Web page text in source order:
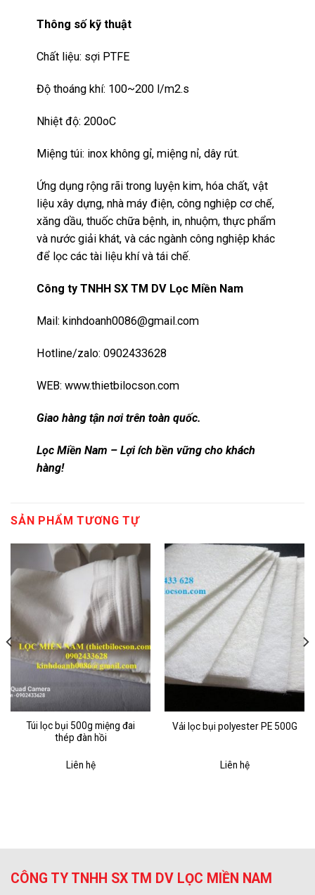
Thông số kỹ thuật
Chất liệu: sợi PTFE
Độ thoáng khí: 100~200 l/m2.s
Nhiệt độ: 200oC
Miệng túi: inox không gỉ, miệng nỉ, dây rút.
Ứng dụng rộng rãi trong luyện kim, hóa chất, vật
liệu xây dựng, nhà máy điện, công nghiệp cơ chế,
xăng dầu, thuốc chữa bệnh, in, nhuộm, thực phẩm
và nước giải khát, và các ngành công nghiệp khác
để lọc các tài liệu khí và tái chế.
Công ty TNHH SX TM DV Lọc Miền Nam
Mail: kinhdoanh0086@gmail.com
Hotline/zalo: 0902433628
WEB:www.thietbilocson.com
Giao hàng tận nơi trên toàn quốc.
Lọc Miền Nam – Lợi ích bền vững cho khách
hàng!
SẢN PHẨM TƯƠNG TỰ
Túi lọc bụi 500g miệng đai
thép đàn hồi
Liên hệ
Vải lọc bụi polyester PE 500G
Liên hệ
CÔNG TY TNHH SX TM DV LỌC MIỀN NAM